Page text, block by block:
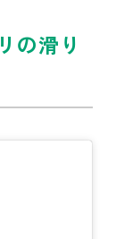
の滑り